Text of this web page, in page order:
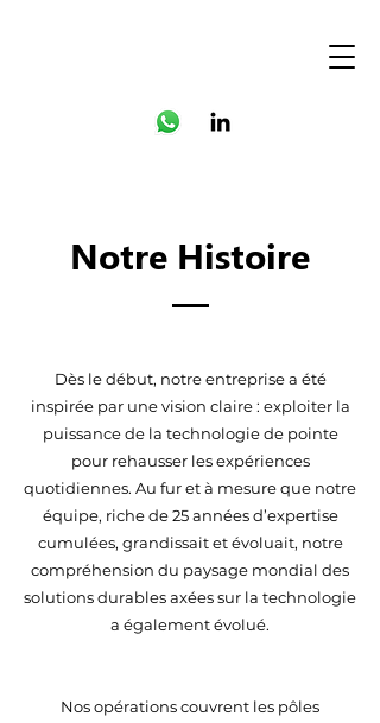
Notre Histoire
Dès le début, notre entreprise a été
inspirée par une vision claire : exploiter la
puissance de la technologie de pointe
pour rehausser les expériences
quotidiennes. Au fur et à mesure que notre
équipe, riche de 25 années d’expertise
cumulées, grandissait et évoluait, notre
compréhension du paysage mondial des
solutions durables axées sur la technologie
a également évolué.
Nos opérations couvrent les pôles